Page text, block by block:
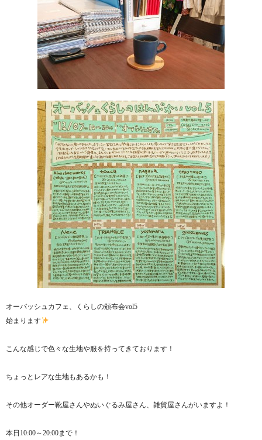
オーバッシュカフェ、くらしの頒布会vol5
始まります
こんな感じで色々な生地や服を持ってきております！
ちょっとレアな生地もあるかも！
その他オーダー靴屋さんやぬいぐるみ屋さん、雑貨屋さんがいますよ！
本日10:00～20:00まで！